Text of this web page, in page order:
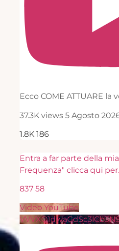
Ecco COME ATTUARE la
37.3K views 5 Agosto
1.8K 186
Entra a far parte della
Frequenza" clicca qui per
837 58
Video YouTube